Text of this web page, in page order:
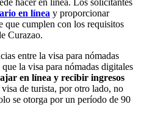
hacer en línea. Los solicitantes
en línea y proporcionar
que cumplen con los requisitos
Curazao.
entre la visa para nómadas
la visa para nómadas digitales
en línea y recibir ingresos
de turista, por otro lado, no
se otorga por un período de 90